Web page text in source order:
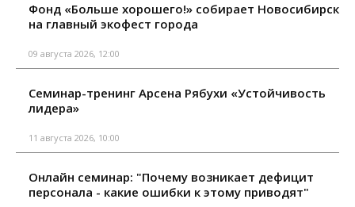
Фонд «Больше хорошего!» собирает Новосибирск
на главный экофест города
09 августа 2026, 12:00
Семинар-тренинг Арсена Рябухи «Устойчивость
лидера»
11 августа 2026, 10:00
Онлайн семинар: "Почему возникает дефицит
персонала - какие ошибки к этому приводят"